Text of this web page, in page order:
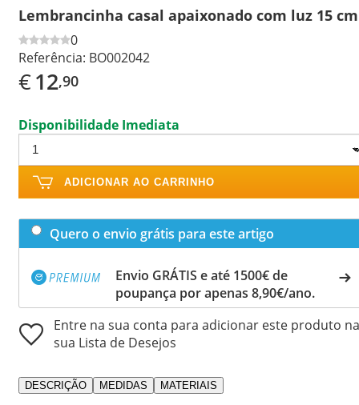
Lembrancinha casal apaixonado com luz 15 cm
0
Referência: BO002042
€12,90
Disponibilidade Imediata
ADICIONAR AO CARRINHO
Quero o envio grátis para este artigo
Envio GRÁTIS e até 1500€ de
poupança por apenas 8,90€/ano.
Entre na sua conta para adicionar este produto na
sua Lista de Desejos
DESCRIÇÃO MEDIDAS MATERIAIS